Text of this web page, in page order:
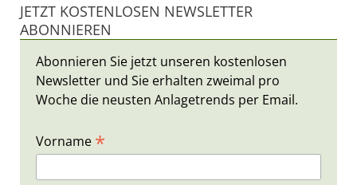
JETZT KOSTENLOSEN NEWSLETTER
ABONNIEREN
Abonnieren Sie jetzt unseren kostenlosen
Newsletter und Sie erhalten zweimal pro
Woche die neusten Anlagetrends per Email.
Vorname *